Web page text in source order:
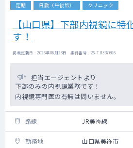
定期 日勤（午後診） クリニック
【山口県】下部内視鏡に特
す！
掲載更新日 : 2026年06月23日 案件番号 : 26-TU337606
担当エージェントより
下部のみの内視鏡業務です！
内視鏡専門医の有無は問いません。
路線 JR美祢線
勤務地 山口県美祢市